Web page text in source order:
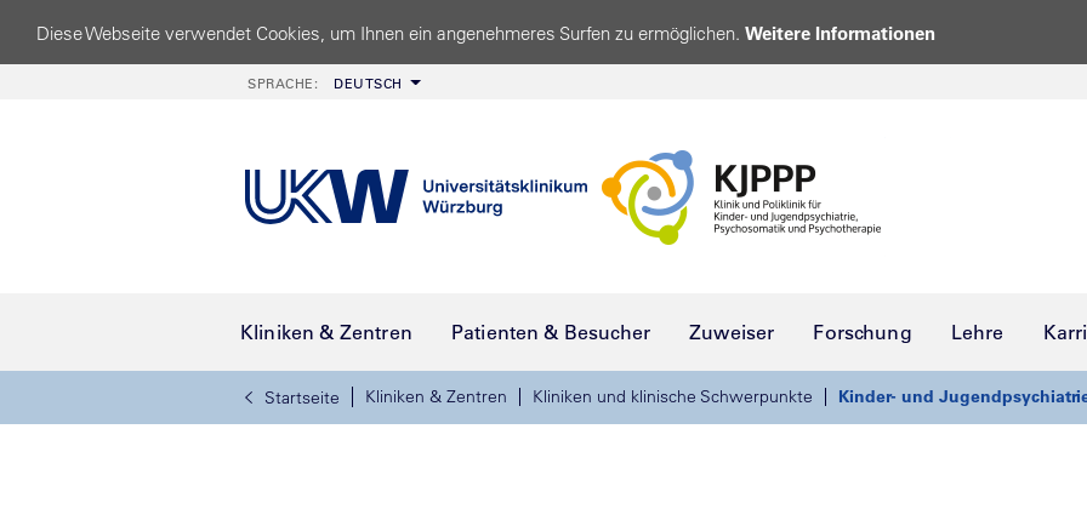
Diese Webseite verwendet Cookies, um Ihnen ein angenehmeres Surfen zu ermöglichen. Weitere Informationen
SPRACHE: DEUTSCH
Kliniken & Zentren Patienten & Besucher Zuweiser Forschung Lehre
Startseite Kliniken & Zentren Kliniken und klinische Schwerpunkte Kinder- und